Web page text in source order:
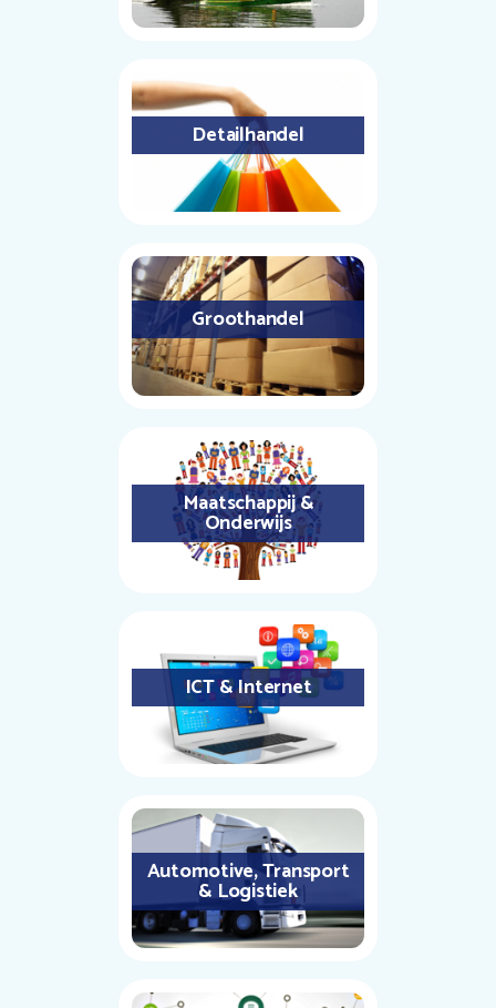
Detailhandel
Groothandel
Maatschappij &
Onderwijs
ICT & Internet
Automotive, Transport
& Logistiek